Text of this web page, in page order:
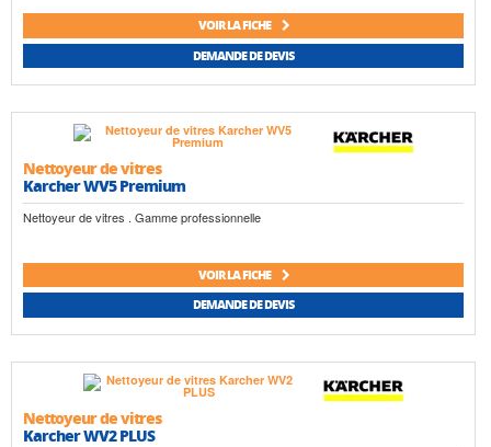
VOIR LA FICHE
DEMANDE DE DEVIS
Nettoyeur de vitres
Karcher WV5 Premium
Nettoyeur de vitres . Gamme professionnelle
VOIR LA FICHE
DEMANDE DE DEVIS
Nettoyeur de vitres
Karcher WV2 PLUS